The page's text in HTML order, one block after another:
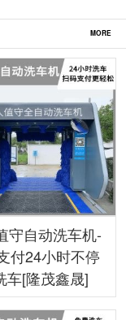
MORE
守自动洗车机-
付24小时不停
车[隆茂鑫晟]